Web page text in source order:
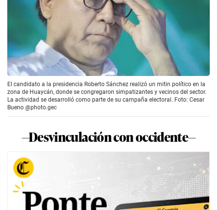
El candidato a la presidencia Roberto Sánchez realizó un mitin político en la
zona de Huaycán, donde se congregaron simpatizantes y vecinos del sector.
La actividad se desarrolló como parte de su campaña electoral. Foto: Cesar
Bueno @photo.gec
—Desvinculación con occidente—